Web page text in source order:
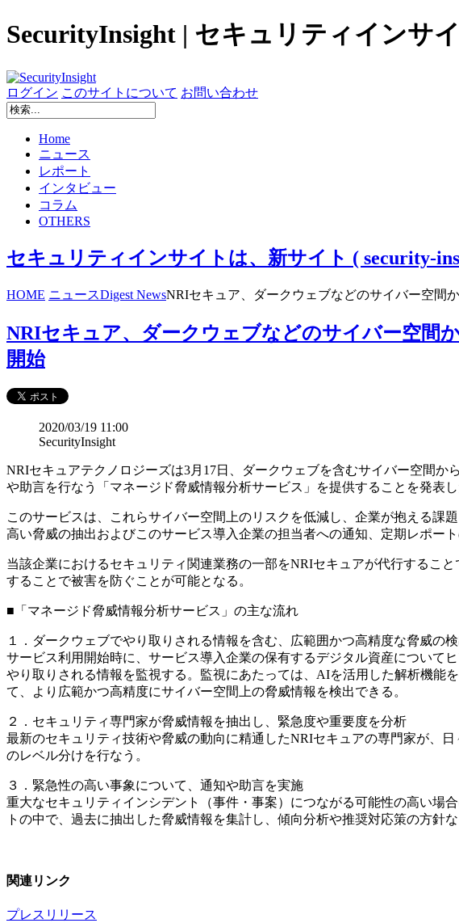
SecurityInsight | セキュリティインサ
ログイン このサイトについて お問い合わせ
Home
ニュース
レポート
インタビュー
コラム
OTHERS
セキュリティインサイトは、新サイト ( security-
HOME ニュースDigest NewsNRIセキュア、ダークウェブなどのサイバー空間
NRIセキュア、ダークウェブなどのサイバー空間
開始
2020/03/19 11:00
SecurityInsight
NRIセキュアテクノロジーズは3月17日、ダークウェブを含むサイバー空間
や助言を行なう「マネージド脅威情報分析サービス」を提供することを発表し
このサービスは、これらサイバー空間上のリスクを低減し、企業が抱える
高い脅威の抽出およびこのサービス導入企業の担当者への通知、定期レポー
当該企業におけるセキュリティ関連業務の一部をNRIセキュアが代行するこ
することで被害を防ぐことが可能となる。
■「マネージド脅威情報分析サービス」の主な流れ
１．ダークウェブでやり取りされる情報を含む、広範囲かつ高精度な脅威の検
サービス利用開始時に、サービス導入企業の保有するデジタル資産について
やり取りされる情報を監視する。監視にあたっては、AIを活用した解析機能
て、より広範かつ高精度にサイバー空間上の脅威情報を検出できる。
２．セキュリティ専門家が脅威情報を抽出し、緊急度や重要度を分析
最新のセキュリティ技術や脅威の動向に精通したNRIセキュアの専門家が、
のレベル分けを行なう。
３．緊急性の高い事象について、通知や助言を実施
重大なセキュリティインシデント（事件・事案）につながる可能性の高い場
トの中で、過去に抽出した脅威情報を集計し、傾向分析や推奨対応策の方針な
関連リンク
プレスリリース